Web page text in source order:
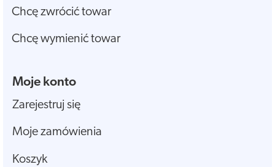
Chcę zwrócić towar
Chcę wymienić towar
Moje konto
Zarejestruj się
Moje zamówienia
Koszyk